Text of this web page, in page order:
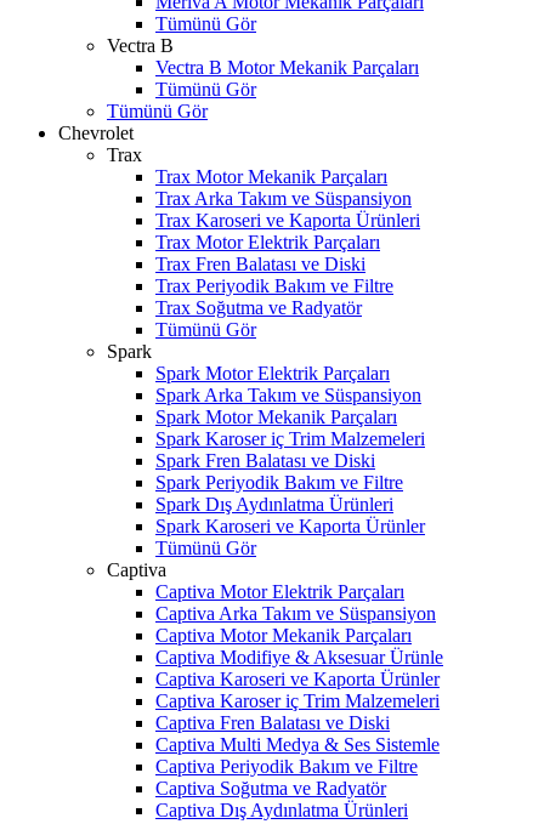
Tümünü Gör
Vectra B
Vectra B Motor Mekanik Parçaları
Tümünü Gör
Tümünü Gör
Chevrolet
Trax
Trax Motor Mekanik Parçaları
Trax Arka Takım ve Süspansiyon
Trax Karoseri ve Kaporta Ürünleri
Trax Motor Elektrik Parçaları
Trax Fren Balatası ve Diski
Trax Periyodik Bakım ve Filtre
Trax Soğutma ve Radyatör
Tümünü Gör
Spark
Spark Motor Elektrik Parçaları
Spark Arka Takım ve Süspansiyon
Spark Motor Mekanik Parçaları
Spark Karoser iç Trim Malzemeleri
Spark Fren Balatası ve Diski
Spark Periyodik Bakım ve Filtre
Spark Dış Aydınlatma Ürünleri
Spark Karoseri ve Kaporta Ürünler
Tümünü Gör
Captiva
Captiva Motor Elektrik Parçaları
Captiva Arka Takım ve Süspansiyon
Captiva Motor Mekanik Parçaları
Captiva Modifiye & Aksesuar Ürünle
Captiva Karoseri ve Kaporta Ürünler
Captiva Karoser iç Trim Malzemeleri
Captiva Fren Balatası ve Diski
Captiva Multi Medya & Ses Sistemle
Captiva Periyodik Bakım ve Filtre
Captiva Soğutma ve Radyatör
Captiva Dış Aydınlatma Ürünleri